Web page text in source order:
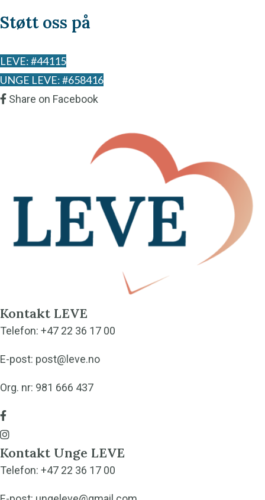
Støtt oss på
LEVE: #44115
UNGE LEVE: #658416
Share on Facebook
Kontakt LEVE
Telefon: +47 22 36 17 00
E-post: post@leve.no
Org. nr: 981 666 437
G
å
t
i
G
å
t
Kontakt Unge LEVE
Telefon: +47 22 36 17 00